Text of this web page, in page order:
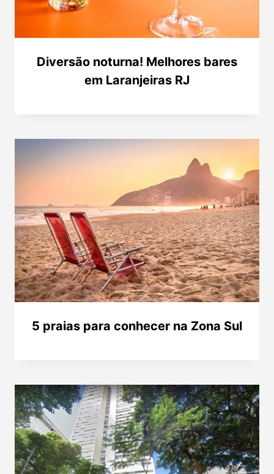
Diversão noturna! Melhores bares
em Laranjeiras RJ
5 praias para conhecer na Zona Sul